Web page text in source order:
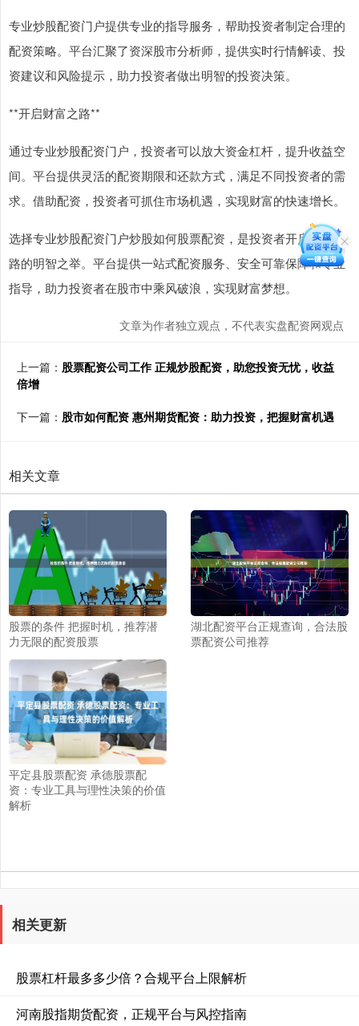
专业炒股配资门户提供专业的指导服务，帮助投资者制定合理的
配资策略。平台汇聚了资深股市分析师，提供实时行情解读、投
资建议和风险提示，助力投资者做出明智的投资决策。
**开启财富之路**
通过专业炒股配资门户，投资者可以放大资金杠杆，提升收益空
间。平台提供灵活的配资期限和还款方式，满足不同投资者的需
求。借助配资，投资者可抓住市场机遇，实现财富的快速增长。
选择专业炒股配资门户炒股如何股票配资，是投资者开启财富之
路的明智之举。平台提供一站式配资服务、安全可靠保障和专业
指导，助力投资者在股市中乘风破浪，实现财富梦想。
文章为作者独立观点，不代表实盘配资网观点
上一篇： 股票配资公司工作 正规炒股配资，助您投资无忧，收益
倍增
下一篇： 股市如何配资 惠州期货配资：助力投资，把握财富机遇
相关文章
股票的条件 把握时机，推荐潜
力无限的配资股票
湖北配资平台正规查询，合法股
票配资公司推荐
平定县股票配资 承德股票配
资：专业工具与理性决策的价值
解析
相关更新
股票杠杆最多多少倍？合规平台上限解析
河南股指期货配资，正规平台与风控指南